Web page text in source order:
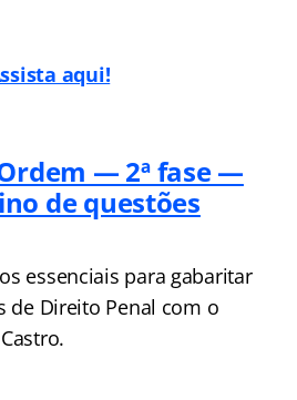
aqui!
— 2ª fase —
de questões
essenciais para gabaritar
de Direito Penal com o